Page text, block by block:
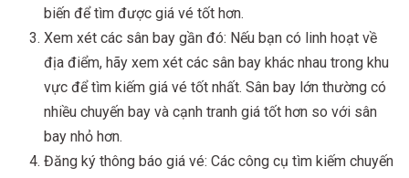
biến để tìm được giá vé tốt hơn.
Xem xét các sân bay gần đó: Nếu bạn có linh hoạt về
địa điểm, hãy xem xét các sân bay khác nhau trong khu
vực để tìm kiếm giá vé tốt nhất. Sân bay lớn thường có
nhiều chuyến bay và cạnh tranh giá tốt hơn so với sân
bay nhỏ hơn.
Đăng ký thông báo giá vé: Các công cụ tìm kiếm chuyến